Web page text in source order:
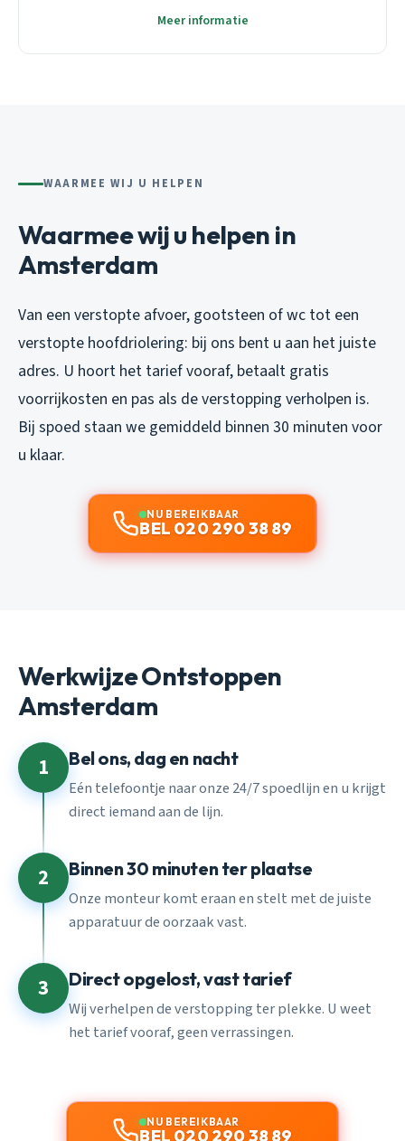
Meer informatie
WAARMEE WIJ U HELPEN
Waarmee wij u helpen in
Amsterdam
Van een verstopte afvoer, gootsteen of wc tot een
verstopte hoofdriolering: bij ons bent u aan het juiste
adres. U hoort het tarief vooraf, betaalt gratis
voorrijkosten en pas als de verstopping verholpen is.
Bij spoed staan we gemiddeld binnen 30 minuten voor
u klaar.
NU BEREIKBAAR
BEL 020 290 38 89
Werkwijze Ontstoppen
Amsterdam
1 Bel ons, dag en nacht
Eén telefoontje naar onze 24/7 spoedlijn en u krijgt
direct iemand aan de lijn.
2 Binnen 30 minuten ter plaatse
Onze monteur komt eraan en stelt met de juiste
apparatuur de oorzaak vast.
3 Direct opgelost, vast tarief
Wij verhelpen de verstopping ter plekke. U weet
het tarief vooraf, geen verrassingen.
NU BEREIKBAAR
BEL 020 290 38 89